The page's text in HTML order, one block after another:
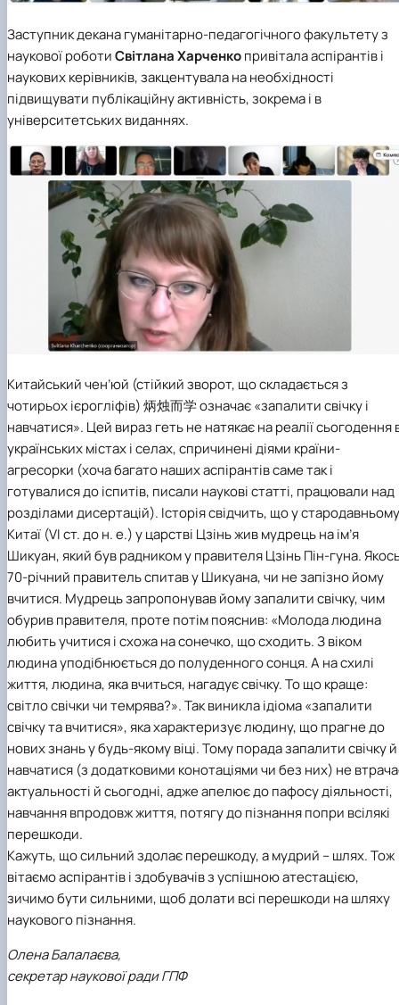
Заступник декана гуманітарно-педагогічного факультету з
наукової роботиСвітлана Харченкопривітала аспірантів і
наукових керівників, закцентувала на необхідності
підвищувати публікаційну активність, зокрема і в
університетських виданнях.
Китайський чен’юй (стійкий зворот, що складається з
чотирьох ієрогліфів) 炳烛而学 означає «запалити свічку і
навчатися». Цей вираз геть не натякає на реалії сьогодення
українських містах і селах, спричинені діями країни-
агресорки (хоча багато наших аспірантів саме так і
готувалися до іспитів, писали наукові статті, працювали над
розділами дисертацій). Історія свідчить, що у стародавньому
Китаї (VI ст. до н. е.) у царстві Цзінь жив мудрець на ім’я
Шикуан, який був радником у правителя Цзінь Пін-гуна.
70-річний правитель спитав у Шикуана, чи не запізно йому
вчитися. Мудрець запропонував йому запалити свічку, чим
обурив правителя, проте потім пояснив: «Молода людина
любить учитися і схожа на сонечко, що сходить. З віком
людина уподібнюється до полуденного сонця. А на схилі
життя, людина, яка вчиться, нагадує свічку. То що краще:
світло свічки чи темрява?». Так виникла ідіома «запалити
свічку та вчитися», яка характеризує людину, що прагне до
нових знань у будь-якому віці. Тому порада запалити свічку й
навчатися (з додатковими конотаціями чи без них) не
актуальності й сьогодні, адже апелює до пафосу діяльності,
навчання впродовж життя, потягу до пізнання попри всілякі
перешкоди.
Кажуть, що сильний здолає перешкоду, а мудрий – шлях. Тож
вітаємо аспірантів і здобувачів з успішною атестацією,
зичимо бути сильними, щоб долати всі перешкоди на шляху
наукового пізнання.
Олена Балалаєва,
секретар наукової ради ГПФ